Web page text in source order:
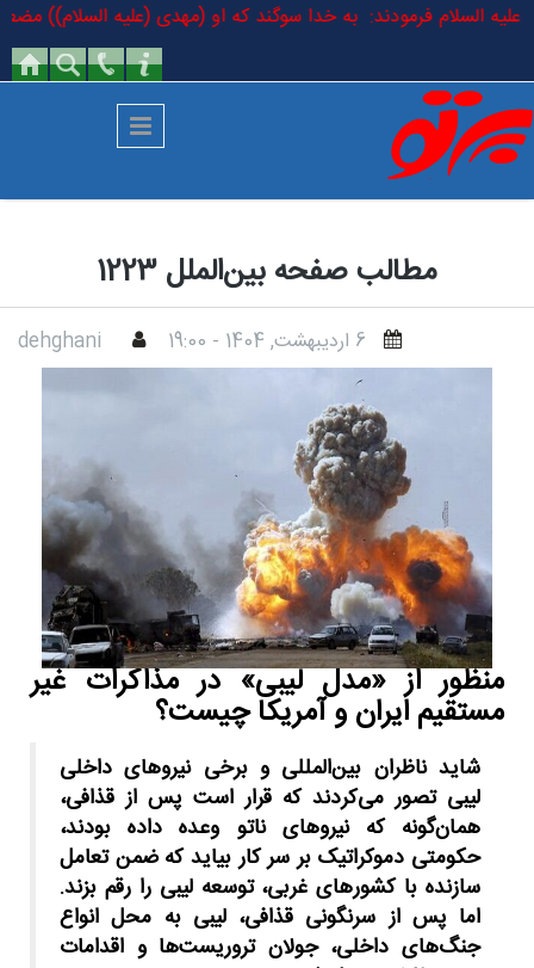
رفتن به محتوای اصلی
باقر علیه السلام فرمودند: به خدا سوگند که او (مهدی (علیه
مطالب صفحه بین‌الملل 1223
6 ارديبهشت, 1404 - 19:00 dehghani
منظور از «مدل لیبی» در مذاکرات غیر
مستقیم ایران و آمریکا چیست؟
شاید ناظران بین‌المللی و برخی نیروهای داخلی
لیبی تصور می‌کردند که قرار است پس از قذافی،
همان‌گونه که نیروهای ناتو وعده داده بودند،
حکومتی دموکراتیک بر سر کار بیاید که ضمن تعامل
سازنده با کشورهای غربی، توسعه لیبی را رقم بزند.
اما پس از سرنگونی قذافی، لیبی به محل انواع
جنگ‌های داخلی، جولان تروریست‌ها و اقدامات